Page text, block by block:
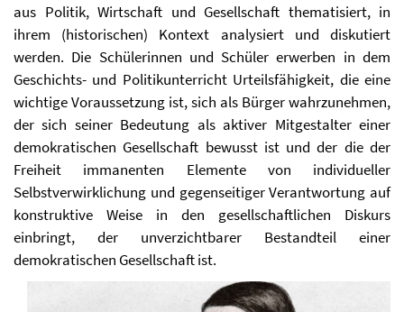
aus Politik, Wirtschaft und Gesellschaft thematisiert, in
ihrem (historischen) Kontext analysiert und diskutiert
werden. Die Schülerinnen und Schüler erwerben in dem
Geschichts- und Politikunterricht Urteilsfähigkeit, die eine
wichtige Voraussetzung ist, sich als Bürger wahrzunehmen,
der sich sei­ner Be­deutung als aktiver Mitgestalter einer
demokratischen Gesellschaft be­wusst ist und der die der
Freiheit immanenten Elemente von individuel­ler
Selbstverwirklichung und gegenseitiger Verantwortung auf
konstruktive Weise in den gesellschaftlichen Diskurs
einbringt, der unverzichtbarer Be­standteil einer
demokratischen Gesellschaft ist.